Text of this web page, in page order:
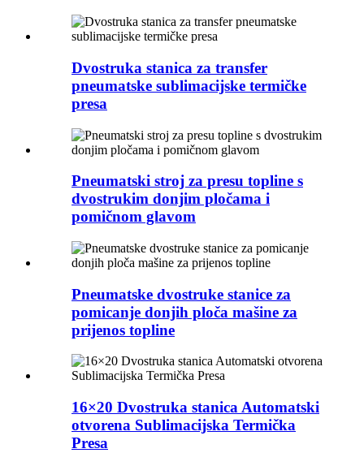
Dvostruka stanica za transfer
pneumatske sublimacijske termičke
presa
Pneumatski stroj za presu topline s
dvostrukim donjim pločama i
pomičnom glavom
Pneumatske dvostruke stanice za
pomicanje donjih ploča mašine za
prijenos topline
16×20 Dvostruka stanica Automatski
otvorena Sublimacijska Termička
Presa